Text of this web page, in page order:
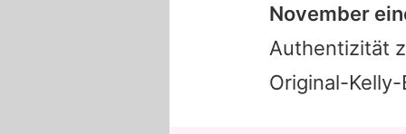
November
Authentizität
Original-Kelly-